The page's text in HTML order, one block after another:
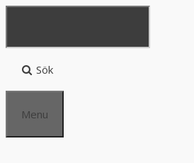
Sök
Menu